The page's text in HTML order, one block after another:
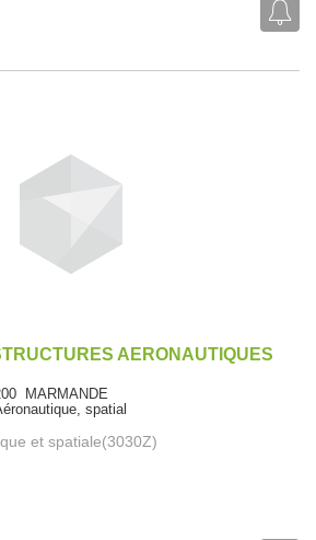
AERONAUTIQUES
MARMANDE
spatial
et spatiale(3030Z)